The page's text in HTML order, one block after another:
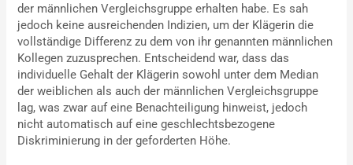
der männlichen Vergleichsgruppe erhalten habe. Es sah
jedoch keine ausreichenden Indizien, um der Klägerin die
vollständige Differenz zu dem von ihr genannten männlichen
Kollegen zuzusprechen. Entscheidend war, dass das
individuelle Gehalt der Klägerin sowohl unter dem Median
der weiblichen als auch der männlichen Vergleichsgruppe
lag, was zwar auf eine Benachteiligung hinweist, jedoch
nicht automatisch auf eine geschlechtsbezogene
Diskriminierung in der geforderten Höhe.